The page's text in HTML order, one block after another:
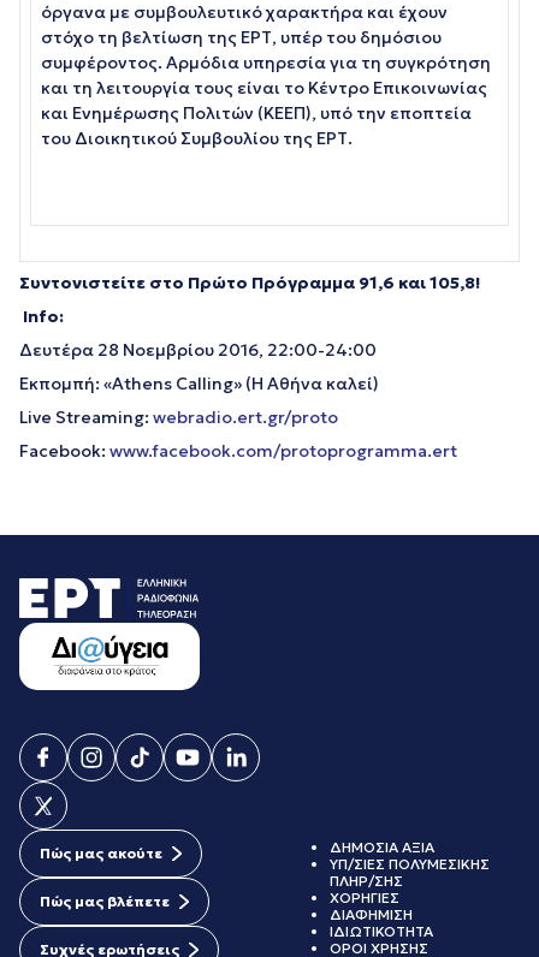
όργανα με συμβουλευτικό χαρακτήρα και έχουν
στόχο τη βελτίωση της ΕΡΤ, υπέρ του δημόσιου
συμφέροντος. Αρμόδια υπηρεσία για τη συγκρότηση
και τη λειτουργία τους είναι το Κέντρο Επικοινωνίας
και Ενημέρωσης Πολιτών (ΚΕΕΠ), υπό την εποπτεία
του Διοικητικού Συμβουλίου της ΕΡΤ.
Συντονιστείτε στο Πρώτο Πρόγραμμα 91,6 και 105,8!
Info:
Δευτέρα 28 Νοεμβρίου 2016, 22:00-24:00
Εκπομπή: «Athens Calling» (Η Αθήνα καλεί)
Live Streaming: webradio.ert.gr/proto
Facebook: www.facebook.com/protoprogramma.ert
Πώς μας ακούτε
Πώς μας βλέπετε
Συχνές ερωτήσεις
ΔΗΜΟΣΙΑ ΑΞΙΑ
ΥΠ/ΣΙΕΣ ΠΟΛΥΜΕΣΙΚΗΣ
ΠΛΗΡ/ΣΗΣ
ΧΟΡΗΓΙΕΣ
ΔΙΑΦΗΜΙΣΗ
ΙΔΙΩΤΙΚΟΤΗΤΑ
ΟΡΟΙ ΧΡΗΣΗΣ